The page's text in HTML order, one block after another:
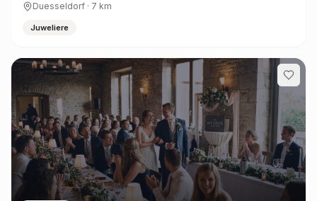
Duesseldorf · 7 km
Juweliere